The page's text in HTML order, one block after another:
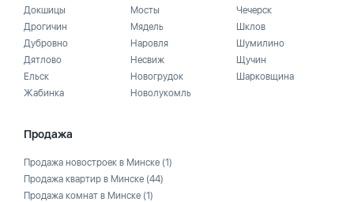
Докшицы
Дрогичин
Дубровно
Дятлово
Ельск
Жабинка
Мосты
Мядель
Наровля
Несвиж
Новогрудок
Новолукомль
Чечерск
Шклов
Шумилино
Щучин
Шарковщина
Продажа
Продажа новостроек в Минске (1)
Продажа квартир в Минске (44)
Продажа комнат в Минске (1)